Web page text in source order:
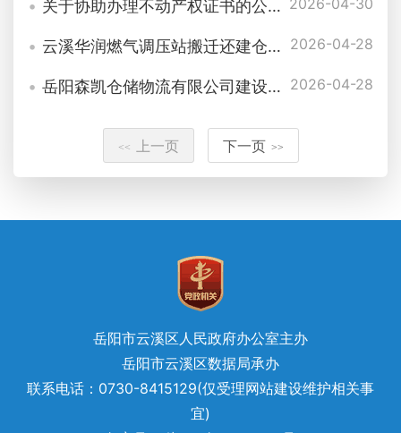
关于协助办理不动产权证书的公告（万俊峰） 2026-04-30
云溪华润燃气调压站搬迁还建仓储项目工程规划许可批后公布 2026-04-28
岳阳森凯仓储物流有限公司建设岳阳森凯仓储二期项目工程规划许可批后公布 2026-04-28
<< 上一页 下一页 >>
岳阳市云溪区人民政府办公室主办
岳阳市云溪区数据局承办
联系电话：0730-8415129(仅受理网站建设维护相关事
宜)